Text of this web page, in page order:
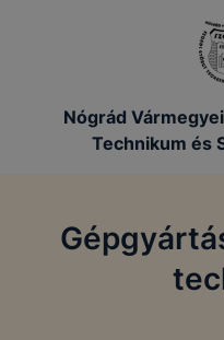
Nógrád
Technikum és